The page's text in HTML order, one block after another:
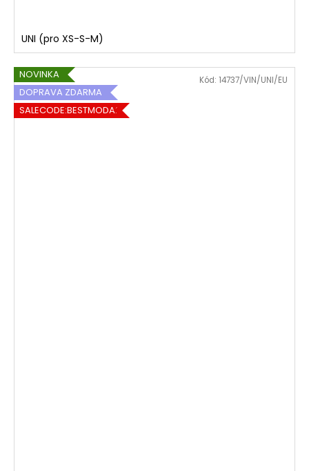
UNI (pro XS-S-M)
NOVINKA
DOPRAVA ZDARMA
SALECODE:BESTMODA20:20:%
Kód: 14737/VIN/UNI/EU